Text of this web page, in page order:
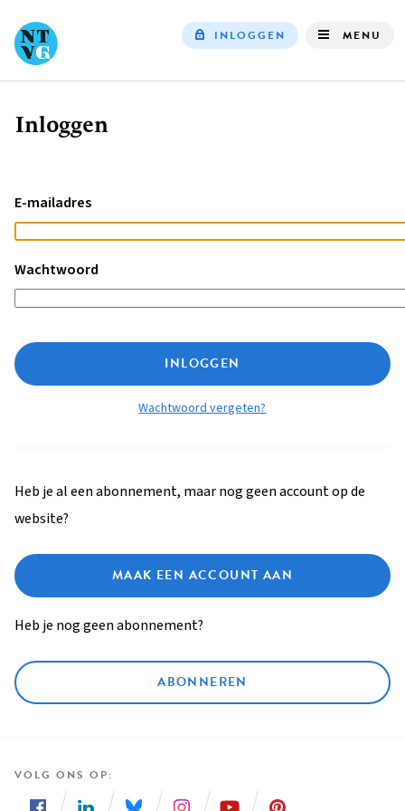
INLOGGEN MENU
Kruimelpad
Inloggen
E-mailadres
Wachtwoord
INLOGGEN
Wachtwoord vergeten?
Heb je al een abonnement, maar nog geen account op de
website?
MAAK EEN ACCOUNT AAN
Heb je nog geen abonnement?
ABONNEREN
VOLG ONS OP